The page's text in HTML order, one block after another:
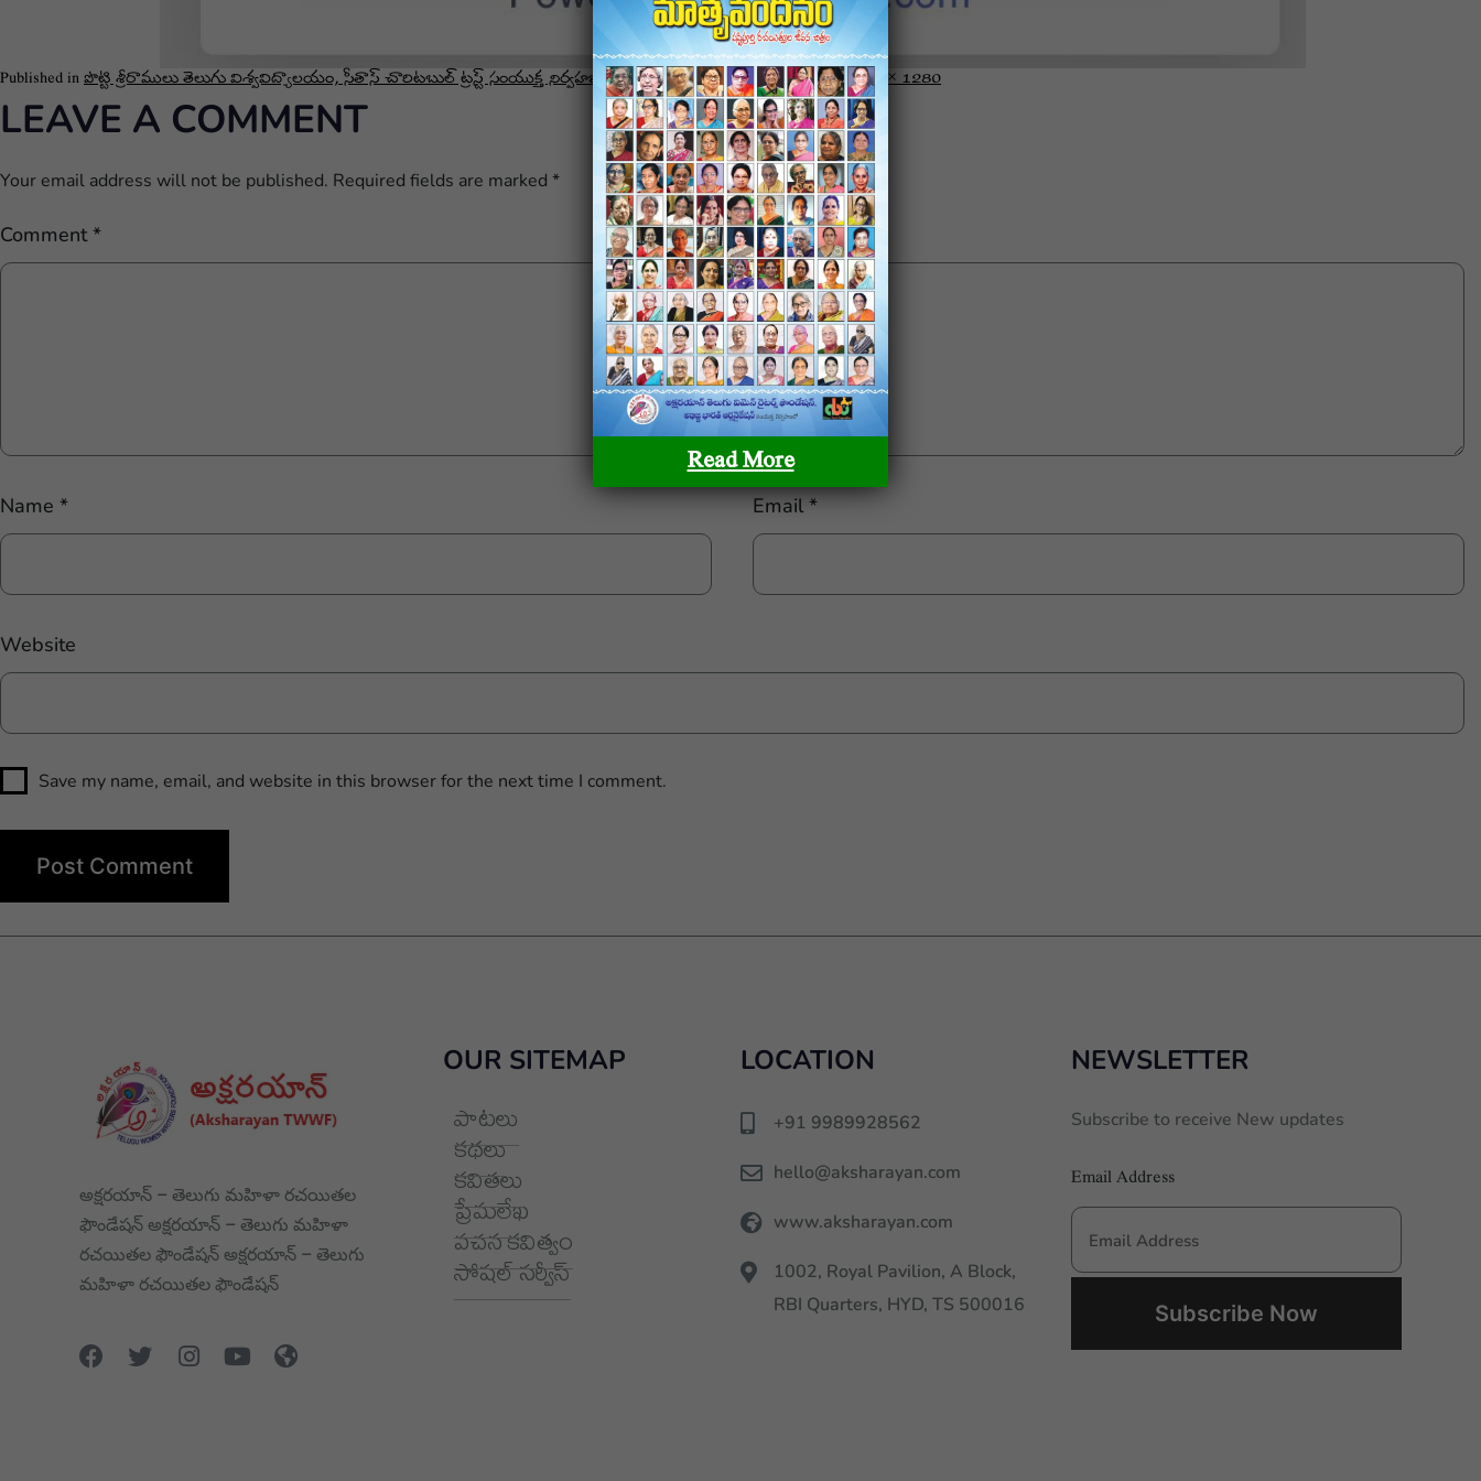
Published inపొట్టి శ్రీరాములు తెలుగు విశ్వవిద్యాలయం, సీతాస్ చారిటబుల్ ట్రస్ట్ సంయుక్త నిర్వహణలో అందిస్తున్న మాతృవందనం పురస్కారం1040 × 1280
LEAVE A COMMENT
Your email address will not be published. Required fields are marked *
Comment*
Name * Email*
Website
Save my name, email, and website in this browser for the next time I comment.
అక్షరయాన్ – తెలుగు మహిళా రచయితల
ఫౌండేషన్ అక్షరయాన్ – తెలుగు మహిళా
రచయితల ఫౌండేషన్ అక్షరయాన్ – తెలుగు
మహిళా రచయితల ఫౌండేషన్
OUR SITEMAP
పాటలు
కథలు
కవితలు
ప్రేమలేఖ
వచన కవిత్వం
సోషల్ సర్వీస్
LOCATION
+91 9989928562
hello@aksharayan.com
www.aksharayan.com
1002, Royal Pavilion, A Block,
RBI Quarters, HYD, TS 500016
NEWSLETTER
Subscribe to receive New updates
Email Address
Read More